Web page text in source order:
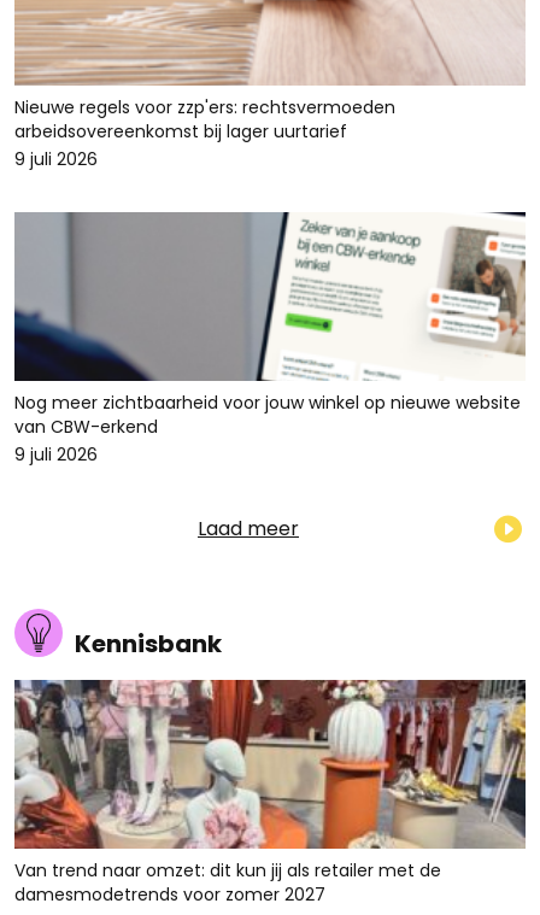
Nieuwe regels voor zzp'ers: rechtsvermoeden
arbeidsovereenkomst bij lager uurtarief
9 juli 2026
Nog meer zichtbaarheid voor jouw winkel op nieuwe website
van CBW-erkend
9 juli 2026
Laad meer
Kennisbank
Van trend naar omzet: dit kun jij als retailer met de
damesmodetrends voor zomer 2027